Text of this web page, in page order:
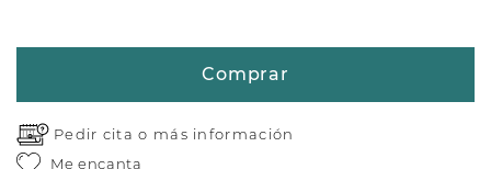
Comprar
Pedir cita o más información
Me encanta